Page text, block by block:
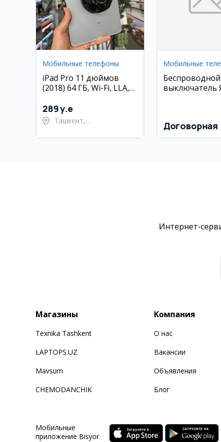
Мобильные телефоны
iPad Pro 11 дюймов
(2018) 64 ГБ, Wi-Fi, LLA,
289 y.e
Ташкент,
Мобильные
выключатель
Договорная
Интернет-
Магазины
Texnika Tashkent
LAPTOPS.UZ
Mavsum
CHEMODANCHIK
Компания
О нас
Вакансии
Объявления
Блог
Мобильные
приложение Bisyor